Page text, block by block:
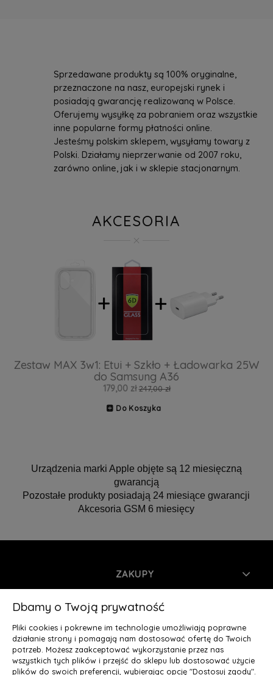
Sprzedawane produkty są 100% oryginalne,
przeznaczone na nasz, europejski rynek i
posiadają gwarancję realizowaną w Polsce.
Oferujemy wysyłkę za pobraniem oraz wszystkie
inne popularne formy płatności online.
Jesteśmy polskim sklepem, wysyłamy towary z
Polski. Działamy nieprzerwanie od 2007 roku,
zarówno online, jak i w sklepie stacjonarnym.
AKCESORIA
Zestaw MAX 3w1: Etui + Szkło + Ładowarka 25W
do Samsung A36
179,00 zł 247,00 zł
Do Koszyka
Urządzenia marki Apple objęte są 12 miesięczną
gwarancją
Pozostałe produkty posiadają 24 miesiące gwarancji
Akcesoria GSM 6 miesięcy
ZAKUPY
INFORMACJE
MOJE KONTO
O NAS
Dbamy o Twoją prywatność
Pliki cookies i pokrewne im technologie umożliwiają poprawne
działanie strony i pomagają nam dostosować ofertę do Twoich
potrzeb. Możesz zaakceptować wykorzystanie przez nas
wszystkich tych plików i przejść do sklepu lub dostosować użycie
plików do swoich preferencji, wybierając opcję "Dostosuj zgody".